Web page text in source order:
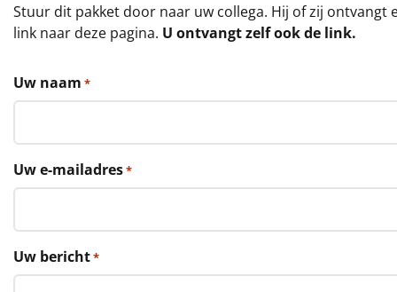
€40 tot €45
€50 tot €55
€55 tot €75
€75 tot €100
€100 en hoger
Alle kerstpakketten 2026
Stuur dit pakket door naar uw collega. Hij of zij ontvangt
link naar deze pagina. U ontvangt zelf ook de link.
Uw naam *
Uw e-mailadres*
Uw bericht*